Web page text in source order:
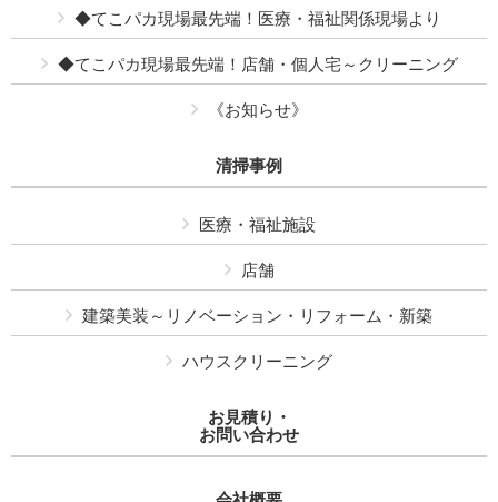
◆てこパカ現場最先端！医療・福祉関係現場より
◆てこパカ現場最先端！店舗・個人宅～クリーニング
《お知らせ》
清掃事例
医療・福祉施設
店舗
建築美装～リノベーション・リフォーム・新築
ハウスクリーニング
お見積り・
お問い合わせ